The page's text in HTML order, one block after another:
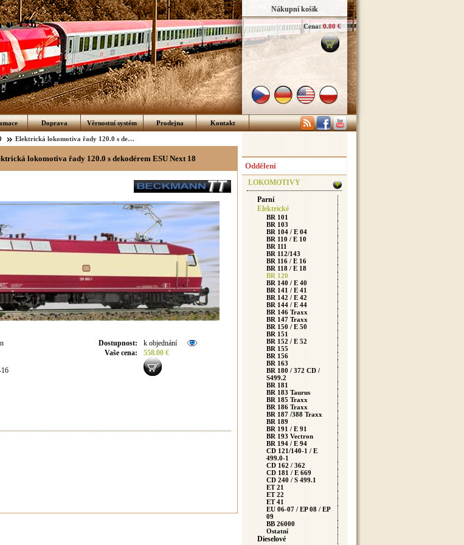
Nákupní košík
Cena: 0.00 €
Doprava Věrnostní systém Prodejna Kontakt
Elektrická lokomotiva řady 120.0 s dekodérem ESU Next 18
lokomotiva řady 120.0 s dekodérem ESU Next 18
16
Dostupnost:
k objednání
Vaše cena: 558.00 €
Oddělení
LOKOMOTIVY
Parní
Elektrické
BR 101
BR 103
BR 104 / E 04
BR 110 / E 10
BR 111
BR 112/143
BR 116 / E 16
BR 118 / E 18
BR 120
BR 140 / E 40
BR 141 / E 41
BR 142 / E 42
BR 144 / E 44
BR 146 Traxx
BR 147 Traxx
BR 150 / E 50
BR 151
BR 152 / E 52
BR 155
BR 156
BR 163
BR 180 / 372 CD /
S499.2
BR 181
BR 183 Taurus
BR 185 Traxx
BR 186 Traxx
BR 187 /388 Traxx
BR 189
BR 191 / E 91
BR 193 Vectron
BR 194 / E 94
CD 121/140-1 / E
499.0-1
CD 162 / 362
CD 181 / E 669
CD 240 / S 499.1
ET 21
ET 22
ET 41
EU 06-07 / EP 08 / EP
09
BB 26000
Ostatní
Dieselové